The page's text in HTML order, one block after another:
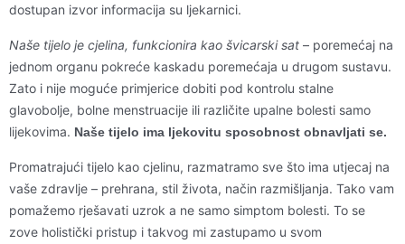
dostupan izvor informacija su ljekarnici.
Naše tijelo je cjelina, funkcionira kao švicarski sat – poremećaj na
jednom organu pokreće kaskadu poremećaja u drugom sustavu.
Zato i nije moguće primjerice dobiti pod kontrolu stalne
glavobolje, bolne menstruacije ili različite upalne bolesti samo
lijekovima. Naše tijelo ima ljekovitu sposobnost obnavljati se.
Promatrajući tijelo kao cjelinu, razmatramo sve što ima utjecaj na
vaše zdravlje – prehrana, stil života, način razmišljanja. Tako vam
pomažemo rješavati uzrok a ne samo simptom bolesti. To se
zove holistički pristup i takvog mi zastupamo u svom